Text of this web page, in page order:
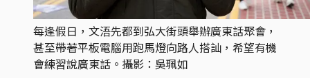
每逢假日，文浯先都到弘大街頭舉辦廣東話聚會，
甚至帶著平板電腦用跑馬燈向路人搭訕，希望有機
會練習說廣東話。攝影：吳珮如